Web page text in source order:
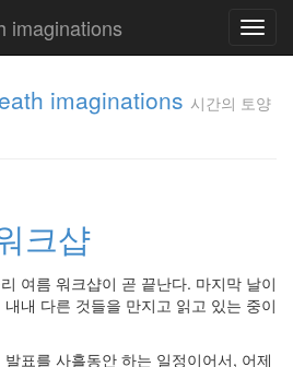
imaginations
imaginations 시간의 토양
크샵
여름 워크샵이 곧 끝난다. 마지막 날이
내 다른 것들을 만지고 읽고 있는 중이
표를 사흘동안 하는 일정이어서, 어제